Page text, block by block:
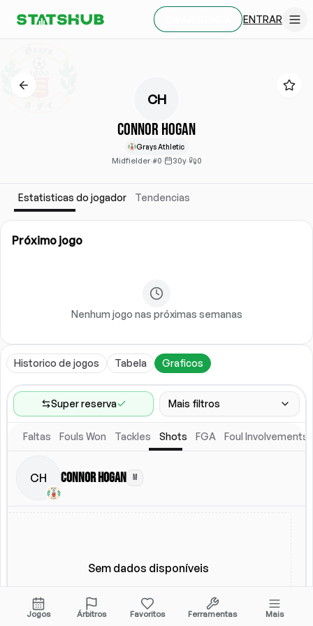
ENTRAR
CH
Connor Hogan
Grays Athletic
Midfielder·#0· 30y· 0
Estatisticas do jogador Tendencias
Próximo jogo
Nenhum jogo nas próximas semanas
Historico de jogos Tabela Graficos
Super reserva Mais filtros
Faixa de jogos
Faltas Fouls Won Tackles Shots FGA Foul Involvements
CH Connor Hogan M
Sem dados disponíveis
Jogos Árbitros Favoritos Ferramentas Mais